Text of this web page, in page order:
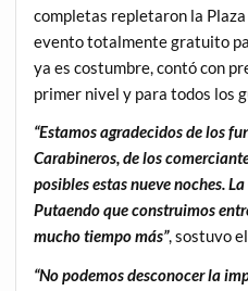
completas repletaron la
evento totalmente gratuito
ya es costumbre, contó con
primer nivel y para todos los
“Estamos agradecidos de los
Carabineros, de los
posibles estas nueve noches.
Putaendo que construimos
mucho tiempo más”, sostuvo
“No podemos desconocer la